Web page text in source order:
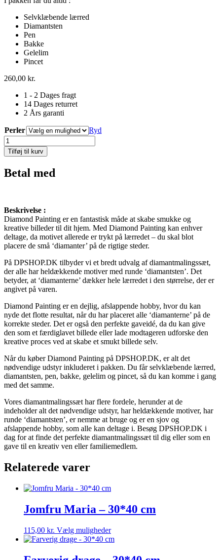
Selvklæbende lærred
Diamantsten
Pen
Bakke
Gelelim
Pincet
260,00 kr.
1 - 2 Dages fragt
14 Dages returret
2 Års garanti
Perler
Ryd
Katte
killinger
hygger
-
Tilføj til kurv
Betal med
Beskrivelse :
Diamond Painting er en fantastisk måde at skabe smukke og
kreative billeder til dit hjem. Med Diamond Painting kan enhver
deltage, da motivet allerede er trykt på lærredet – du skal blot
placere de små ‘diamanter’ på de rigtige steder.
På DPSHOP.DK tilbyder vi et bredt udvalg af diamantmalingssæt,
der alle har heldækkende motiver med runde ‘diamantsten’. Det
betyder, at ‘diamanterne’ dækker hele lærredet i den størrelse, der er
angivet på varen.
Diamond Painting er en dejlig, afslappende hobby, hvor du kan
nyde det flotte resultat, når du har placeret alle ‘diamanterne’ på de
korrekte steder. Det er også den perfekte gaveidé, da du kan give
den som et færdiglavet billede eller lade modtageren udforske den
kreative proces ved at skabe et smukt billede selv.
Når du køber Diamond Painting på DPSHOP.DK, er alt det
nødvendige udstyr inkluderet i pakken. Du får selvklæbende lærred,
diamantsten, pen, bakke, gelelim og pincet, så du kan komme i gang
med det samme.
Vores diamantmalingssæt har flere fordele, herunder at de
indeholder alt det nødvendige udstyr, har heldækkende motiver, har
runde ‘diamantsten’, er nemme at bruge og er en sjov og
afslappende hobby, som alle kan deltage i. Besøg DPSHOP.DK i
dag for at finde det perfekte diamantmalingssæt til dig eller som en
gave til en kreativ ven eller familiemedlem.
Relaterede varer
Jomfru Maria – 30*40 cm
115,00 kr. Vælg mulighederDette
vare
flere